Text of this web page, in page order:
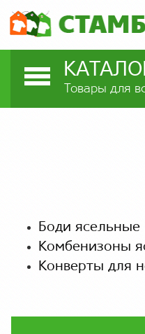
КАТАЛОГ
Товары для
Боди
Комбенизоны
Конверты для